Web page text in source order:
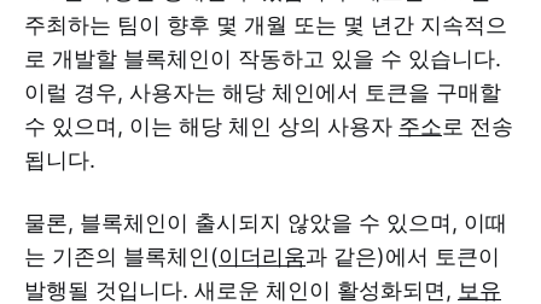
주최하는 팀이 향후 몇 개월 또는 몇 년간 지속적으
로 개발할 블록체인이 작동하고 있을 수 있습니다.
이럴 경우, 사용자는 해당 체인에서 토큰을 구매할
수 있으며, 이는 해당 체인 상의 사용자 주소로 전송
됩니다.
물론, 블록체인이 출시되지 않았을 수 있으며, 이때
는 기존의 블록체인(이더리움과 같은)에서 토큰이
발행될 것입니다. 새로운 체인이 활성화되면, 보유